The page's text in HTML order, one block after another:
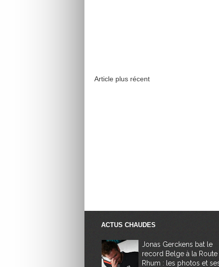
Article plus récent
ACTUS CHAUDES
Jonas Gerckens bat le
record Belge à la Route
Rhum : les photos et